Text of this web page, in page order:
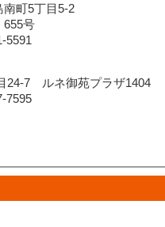
南町5丁目5-2
655号
5591
24-7 ルネ御苑プラザ1404
7595